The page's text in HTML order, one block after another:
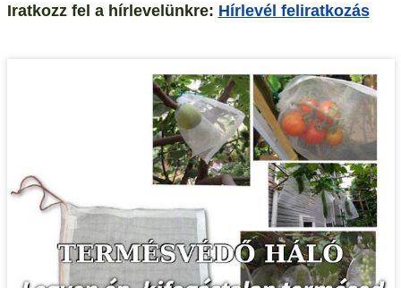
Iratkozz fel a hírlevelünkre: Hírlevél feliratkozás